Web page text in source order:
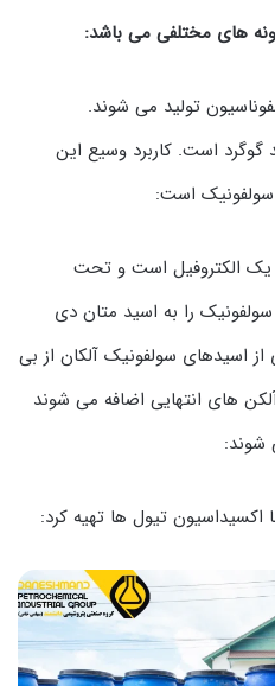
های مختلفی می باشد:
تولید می شوند.
گوگرد است. کاربرد وسیع این
سولفونیک است:
یک الکتروفیل است و تحت
را به اسید متان دی
اسیدهای سولفونیک آلکان از بی
های انتهایی اضافه می شوند
شوند:
تیول ها تهیه کرد: